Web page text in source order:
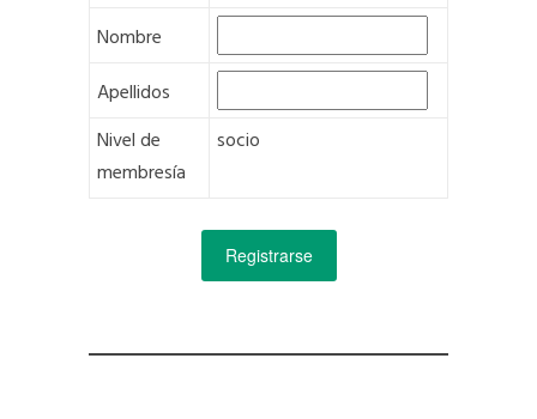
Nombre
Apellidos
Nivel de
membresía
socio